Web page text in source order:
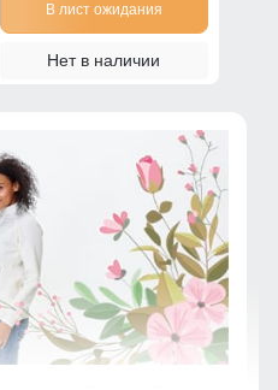
В лист ожидания
Нет в наличии